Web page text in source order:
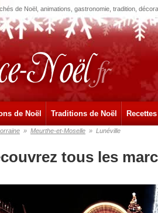
de Noël, animations, gastronomie, tradition,
de Noël Traditions de Noël
» Meurthe-et-Moselle » Lunéville
tous les